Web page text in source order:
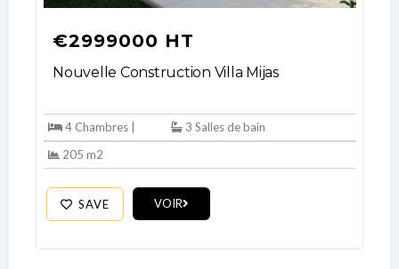
€2999000 HT
Nouvelle Construction Villa Mijas
4 Chambres |
3 Salles de bain
205 m2
SAVE VOIR